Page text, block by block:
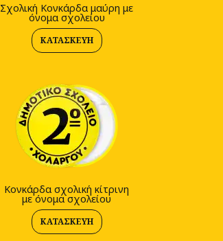
Σχολική Κονκάρδα μαύρη με
όνομα σχολείου
ΚΑΤΑΣΚΕΥΉ
Κονκάρδα σχολική κίτρινη
με όνομα σχολείου
ΚΑΤΑΣΚΕΥΉ